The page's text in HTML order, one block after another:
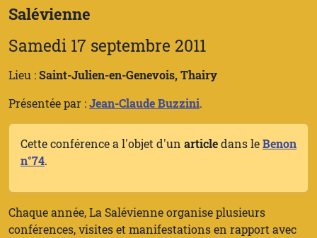
Salévienne
Samedi 17 septembre 2011
Lieu :Saint-Julien-en-Genevois, Thairy
Présentée par :Jean-Claude Buzzini.
Cette conférence a l'objet d'un articledans leBenon
n°74.
Chaque année, La Salévienne organise plusieurs
conférences, visites et manifestations en rapport avec